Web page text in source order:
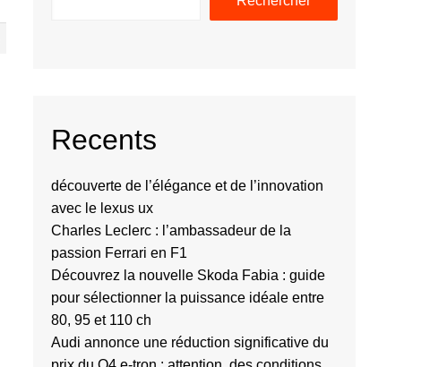
Recents
découverte de l’élégance et de l’innovation
avec le lexus ux
Charles Leclerc : l’ambassadeur de la
passion Ferrari en F1
Découvrez la nouvelle Skoda Fabia : guide
pour sélectionner la puissance idéale entre
80, 95 et 110 ch
Audi annonce une réduction significative du